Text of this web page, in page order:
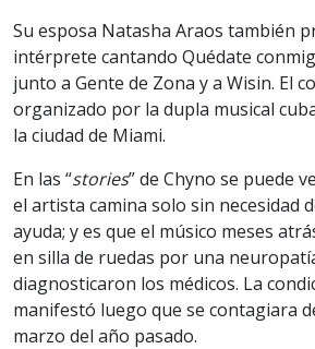
Su esposa Natasha Araos también
intérprete cantando Quédate
junto a Gente de Zona y a Wisin. El
organizado por la dupla musical
la ciudad de Miami.
En las “stories” de Chyno se puede
el artista camina solo sin necesidad
ayuda; y es que el músico meses
en silla de ruedas por una
diagnosticaron los médicos. La
manifestó luego que se contagiara
marzo del año pasado.